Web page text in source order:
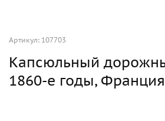
Артикул: 107703
Капсюльный
1860-е годы, Франция